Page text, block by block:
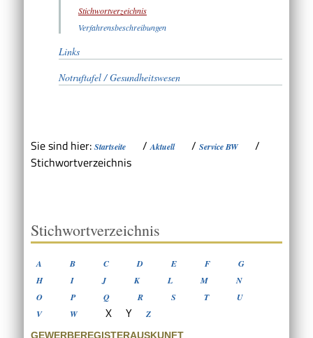
Stichwortverzeichnis
Verfahrensbeschreibungen
Links
Notruftafel / Gesundheitswesen
Sie sind hier: Startseite /Aktuell / Service BW
/
Stichwortverzeichnis
Stichwortverzeichnis
A B C D E F
G
H
I J K L M
N
O
P Q R S T
U
V
W X Y Z
GEWERBEREGISTERAUSKUNFT